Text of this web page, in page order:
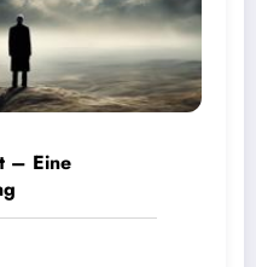
– Eine